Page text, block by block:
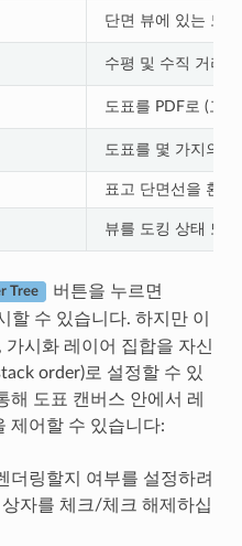
단면 뷰에 있는 도
수평 및 수직 거리
도표를 PDF로 (고
도표를 몇 가지의
표고 단면선을 환
뷰를 도킹 상태 또
Tree 버튼을 누르면
할 수 있습니다. 하지만 이
시화 레이어 집합을 자신
order)로 설정할 수 있
해 도표 캔버스 안에서 레
제어할 수 있습니다:
더링할지 여부를 설정하려
자를 체크/체크 해제하십